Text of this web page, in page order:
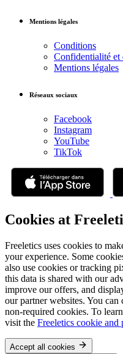
Mentions légales
Conditions
Confidentialité et
Mentions légales
Réseaux sociaux
Facebook
Instagram
YouTube
TikTok
Cookies at
Freeletics uses cookies to
your experience. Some
also use cookies or tracking
this data is shared with our
improve our offers, and
our partner websites. You can
non-required cookies. To
visit the Freeletics cookie
Accept all cookies